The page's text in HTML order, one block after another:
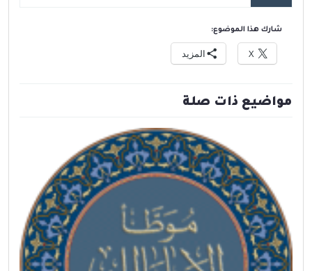
شارك هذا الموضوع:
X المزيد
مواضيع ذات صلة